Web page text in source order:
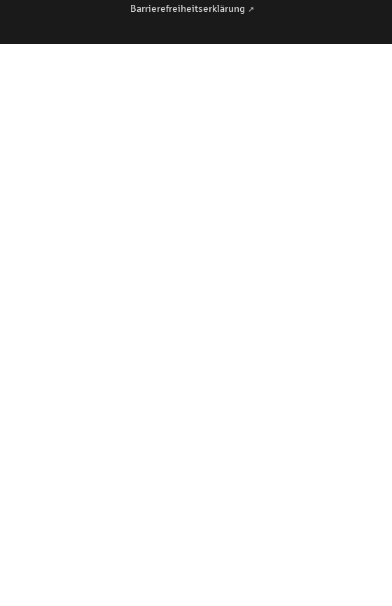
Barriere­freiheits­erklärung